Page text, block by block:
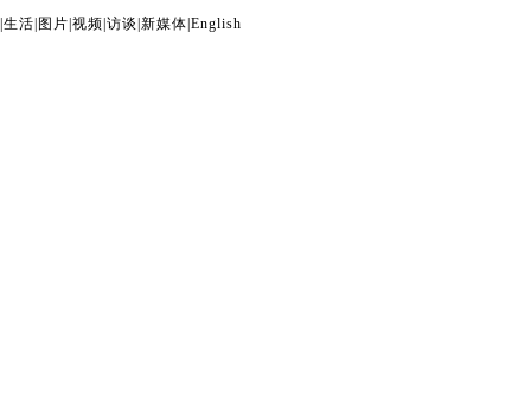
生活 图片 视频 访谈 新媒体 English